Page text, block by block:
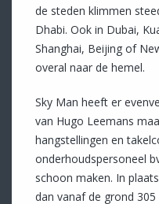
de steden klimmen
Dhabi. Ook in Dubai,
Shanghai, Beijing of
overal naar de hemel.
Sky Man heeft er
van Hugo Leemans
hangstellingen en
onderhoudspersoneel
schoon maken. In
dan vanaf de grond